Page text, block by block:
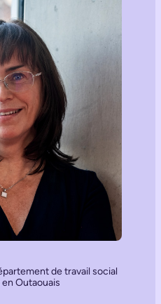
de travail social
Outaouais